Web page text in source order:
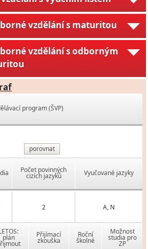
vzdělání s maturitou
vzdělání s odborným
program (ŠVP)
porovnat
Počet povinných
cizích jazyků Vyučované jazyky
2 A, N
plán Přijímací
zkouška
Roční
školné
Možnost
studia pro
ZP